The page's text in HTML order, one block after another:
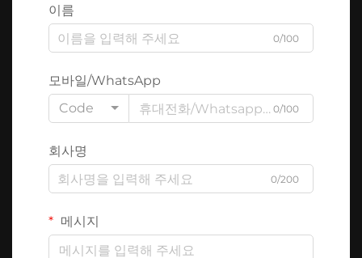
이름
0/100
모바일/WhatsApp
Code
0/100
회사명
0/200
메시지